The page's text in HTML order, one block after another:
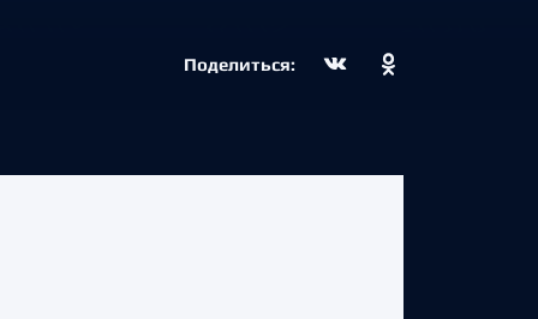
Поделиться: